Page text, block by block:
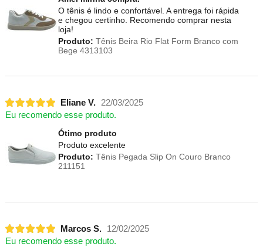
O tênis é lindo e confortável. A entrega foi rápida
e chegou certinho. Recomendo comprar nesta
loja!
Produto: Tênis Beira Rio Flat Form Branco com
Bege 4313103
Eliane V.
22/03/2025
Eu recomendo esse produto.
Ótimo produto
Produto excelente
Produto: Tênis Pegada Slip On Couro Branco
211151
Marcos S.
12/02/2025
Eu recomendo esse produto.